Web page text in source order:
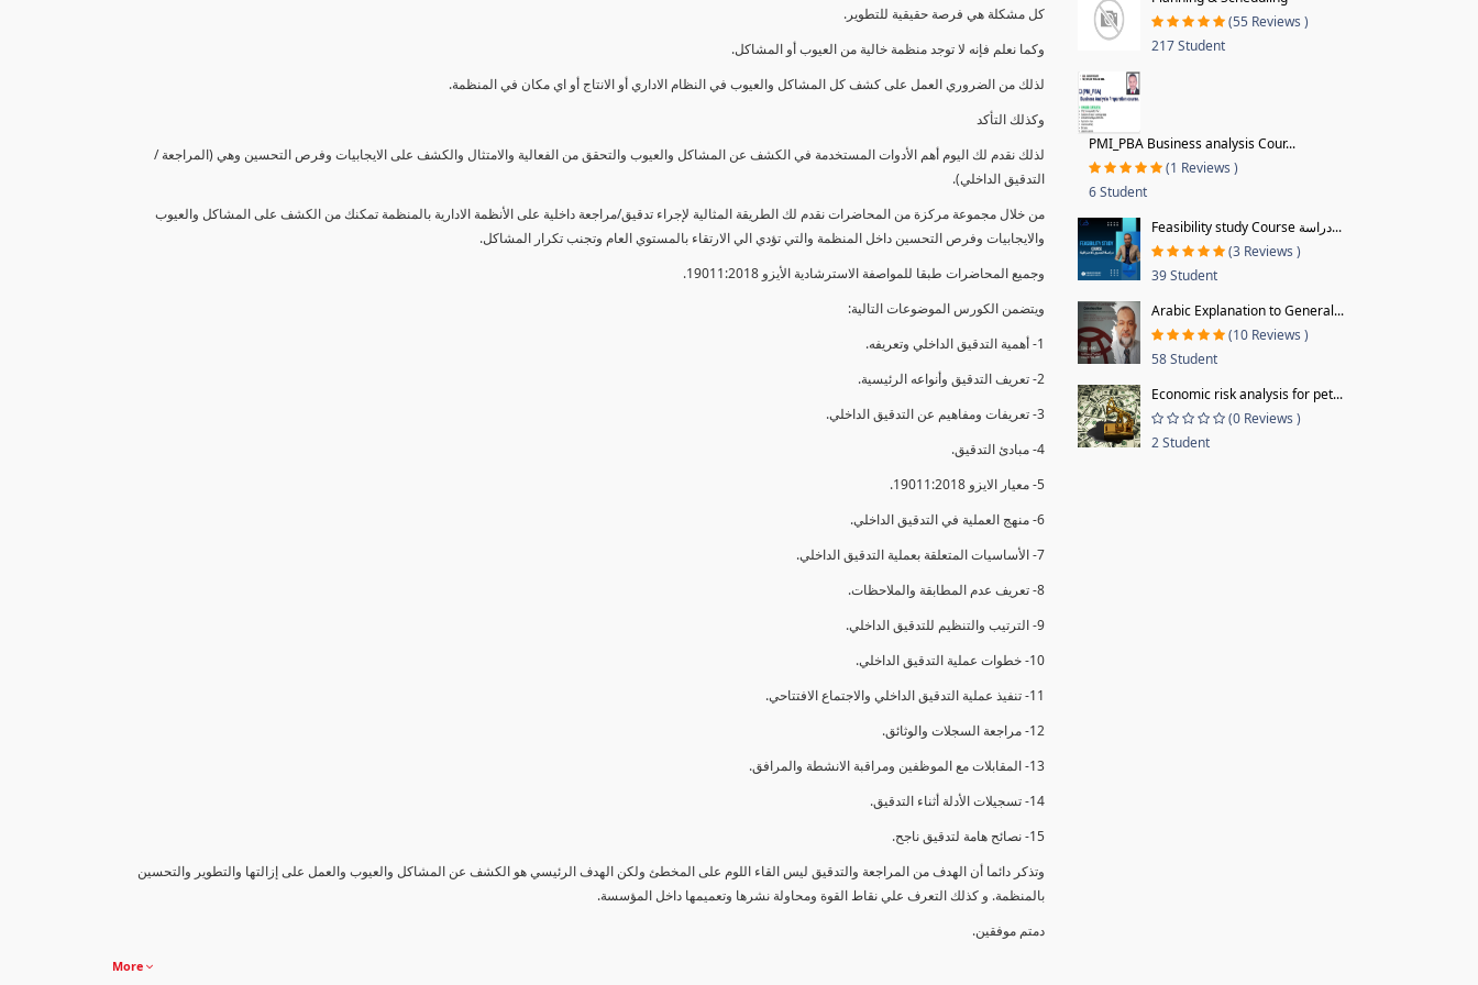
كل مشكلة هي فرصة حقيقية للتطوير.
وكما نعلم فإنه لا توجد منظمة خالية من العيوب أو المشاكل.
لذلك من الضروري العمل على كشف كل المشاكل والعيوب في النظام الاداري أو الانتاج أو اي مكان في المنظمة.
وكذلك التأكد
لذلك نقدم لك اليوم أهم الأدوات المستخدمة في الكشف عن المشاكل والعيوب والتحقق من الفعالية والامتثال والكشف على الايجابيات وفرص التحسين وهي (المراجعة /
التدقيق الداخلي).
من خلال مجموعة مركزة من المحاضرات نقدم لك الطريقة المثالية لإجراء تدقيق/مراجعة داخلية على الأنظمة الادارية بالمنظمة تمكنك من الكشف على المشاكل والعيوب
والايجابيات وفرص التحسين داخل المنظمة والتي تؤدي الي الارتقاء بالمستوي العام وتجنب تكرار المشاكل.
وجميع المحاضرات طبقا للمواصفة الاسترشادية الأيزو 19011:2018.
ويتضمن الكورس الموضوعات التالية:
1- أهمية التدقيق الداخلي وتعريفه.
2- تعريف التدقيق وأنواعه الرئيسية.
3- تعريفات ومفاهيم عن التدقيق الداخلي.
4- مبادئ التدقيق.
5- معيار الايزو 19011:2018.
6- منهج العملية في التدقيق الداخلي.
7- الأساسيات المتعلقة بعملية التدقيق الداخلي.
8- تعريف عدم المطابقة والملاحظات.
9- الترتيب والتنظيم للتدقيق الداخلي.
10- خطوات عملية التدقيق الداخلي.
11- تنفيذ عملية التدقيق الداخلي والاجتماع الافتتاحي.
12- مراجعة السجلات والوثائق.
13- المقابلات مع الموظفين ومراقبة الانشطة والمرافق.
14- تسجيلات الأدلة أثناء التدقيق.
15- نصائح هامة لتدقيق ناجح.
وتذكر دائما أن الهدف من المراجعة والتدقيق ليس القاء اللوم على المخطئ ولكن الهدف الرئيسي هو الكشف عن المشاكل والعيوب والعمل على إزالتها والتطوير والتحسين
بالمنظمة. و كذلك التعرف علي نقاط القوة ومحاولة نشرها وتعميمها داخل المؤسسة.
دمتم موفقين.
More
(55 Reviews )
217 Student
PMI_PBA Business analysis Cour...
(1 Reviews )
6 Student
Feasibility study Course دراسة...
(3 Reviews )
39 Student
Arabic Explanation to General...
(10 Reviews )
58 Student
Economic risk analysis for pet...
(0 Reviews )
2 Student